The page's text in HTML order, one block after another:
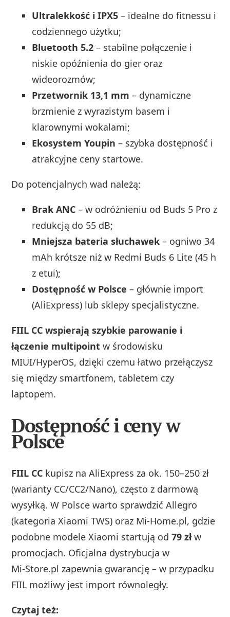
Ultralekkość i IPX5 – idealne do fitnessu i
codziennego użytku;
Bluetooth 5.2 – stabilne połączenie i
niskie opóźnienia do gier oraz
wideorozmów;
Przetwornik 13,1 mm – dynamiczne
brzmienie z wyrazistym basem i
klarownymi wokalami;
Ekosystem Youpin – szybka dostępność i
atrakcyjne ceny startowe.
Do potencjalnych wad należą:
Brak ANC – w odróżnieniu od Buds 5 Pro z
redukcją do 55 dB;
Mniejsza bateria słuchawek – ogniwo 34
mAh krótsze niż w Redmi Buds 6 Lite (45 h
z etui);
Dostępność w Polsce – głównie import
(AliExpress) lub sklepy specjalistyczne.
FIIL CC wspierają szybkie parowanie i
łączenie multipoint w środowisku
MIUI/HyperOS, dzięki czemu łatwo przełączysz
się między smartfonem, tabletem czy
laptopem.
Dostępność i ceny w
Polsce
FIIL CC kupisz na AliExpress za ok. 150–250 zł
(warianty CC/CC2/Nano), często z darmową
wysyłką. W Polsce warto sprawdzić Allegro
(kategoria Xiaomi TWS) oraz Mi‑Home.pl, gdzie
podobne modele Xiaomi startują od79 złw
promocjach. Oficjalna dystrybucja w
Mi‑Store.pl zapewnia gwarancję – w przypadku
FIIL możliwy jest import równoległy.
Czytaj też: